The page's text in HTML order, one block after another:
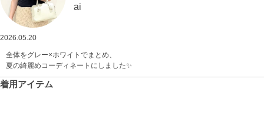
ai
2026.05.20
全体をグレー×ホワイトでまとめ、
夏の綺麗めコーディネートにしました✨️
着用アイテム